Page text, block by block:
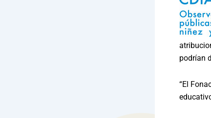
podrían
“El